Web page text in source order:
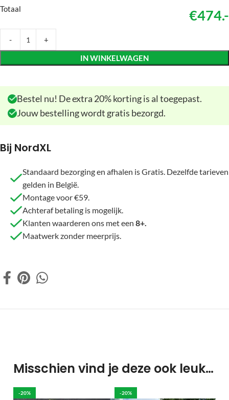
Totaal €474.-
IN WINKELWAGEN
Bestel nu! De extra 20% korting is al toegepast.
Jouw bestelling wordt gratis bezorgd.
Bij NordXL
Standaard bezorging en afhalen is Gratis. Dezelfde tarieven
gelden in België.
Montage voor €59.
Achteraf betaling is mogelijk.
Klanten waarderen ons met een 8+.
Maatwerk zonder meerprijs.
Misschien vind je deze ook leuk…
-20% -20%